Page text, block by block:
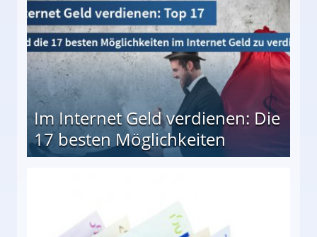
Im Internet Geld verdienen: Die
17 besten Möglichkeiten